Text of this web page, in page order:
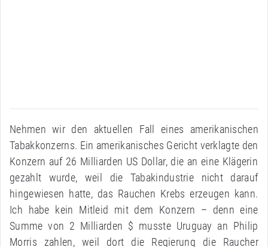
Nehmen wir den aktuellen Fall eines amerikanischen
Tabakkonzerns. Ein amerikanisches Gericht verklagte den
Konzern auf 26 Milliarden US Dollar, die an eine Klägerin
gezahlt wurde, weil die Tabakindustrie nicht darauf
hingewiesen hatte, das Rauchen Krebs erzeugen kann.
Ich habe kein Mitleid mit dem Konzern – denn eine
Summe von 2 Milliarden $ musste Uruguay an Philip
Morris zahlen, weil dort die Regierung die Raucher